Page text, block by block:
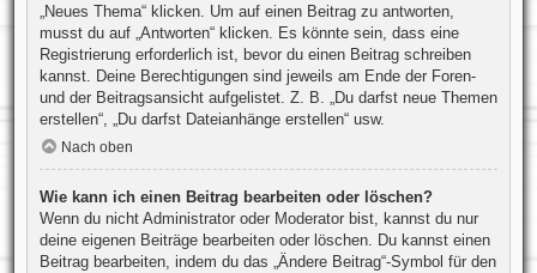
„Neues Thema“ klicken. Um auf einen Beitrag zu antworten,
musst du auf „Antworten“ klicken. Es könnte sein, dass eine
Registrierung erforderlich ist, bevor du einen Beitrag schreiben
kannst. Deine Berechtigungen sind jeweils am Ende der Foren-
und der Beitragsansicht aufgelistet. Z. B. „Du darfst neue Themen
erstellen“, „Du darfst Dateianhänge erstellen“ usw.
Nach oben
Wie kann ich einen Beitrag bearbeiten oder löschen?
Wenn du nicht Administrator oder Moderator bist, kannst du nur
deine eigenen Beiträge bearbeiten oder löschen. Du kannst einen
Beitrag bearbeiten, indem du das „Ändere Beitrag“-Symbol für den